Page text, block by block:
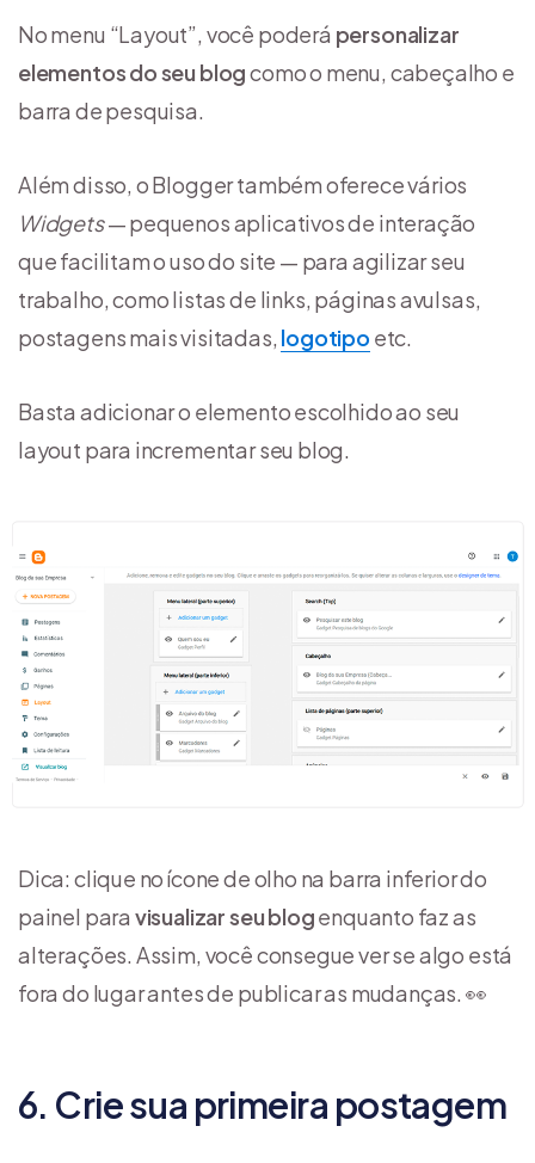
No menu “Layout”, você poderá personalizar
elementos do seu blogcomo o menu, cabeçalho e
barra de pesquisa.
Além disso, o Blogger também oferece vários
Widgets— pequenos aplicativos de interação
que facilitam o uso do site — para agilizar seu
trabalho, como listas de links, páginas avulsas,
postagens mais visitadas, logotipo etc.
Basta adicionar o elemento escolhido ao seu
layout para incrementar seu blog.
Dica: clique no ícone de olho na barra inferior do
painel para visualizar seu blogenquanto faz as
alterações. Assim, você consegue ver se algo está
fora do lugar antes de publicar as mudanças. 👀
6. Crie sua primeira postagem